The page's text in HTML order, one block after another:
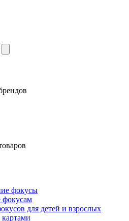
фокусы
фокусам
для детей и взрослых